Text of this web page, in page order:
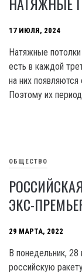
17 ИЮЛЯ, 2024
Натяжные
есть в каждой
на них
Поэтому их
ОБЩЕСТВО
ЭКС-
29 МАРТА, 2022
В понедельник,
российскую